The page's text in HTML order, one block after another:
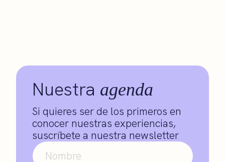
Nuestra agenda
Si quieres ser de los primeros en
conocer nuestras experiencias,
suscríbete a nuestra newsletter